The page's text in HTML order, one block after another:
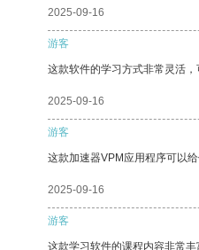
2025-09-16
游客
这款软件的学习方式非常灵活，
2025-09-16
游客
这款加速器VPM应用程序可以
2025-09-16
游客
这款学习软件的课程内容非常